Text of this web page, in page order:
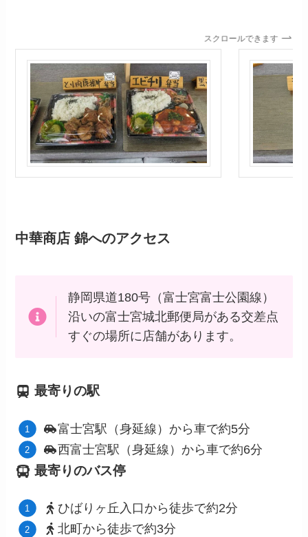
スクロールできます
中華商店 錦へのアクセス
静岡県道180号（富士宮富士公園線）
沿いの富士宮城北郵便局がある交差点
すぐの場所に店舗があります。
最寄りの駅
富士宮駅（身延線）から車で約5分
西富士宮駅（身延線）から車で約6分
最寄りのバス停
ひばりヶ丘入口から徒歩で約2分
北町から徒歩で約3分